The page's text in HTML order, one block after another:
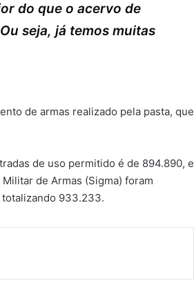
do que o acervo de
seja, já temos muitas
de armas realizado pela pasta, que
de uso permitido é de 894.890, e
de Armas (Sigma) foram
933.233.